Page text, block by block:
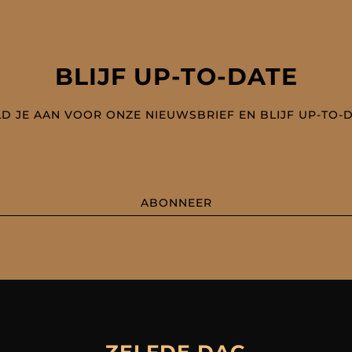
BLIJF UP-TO-DATE
JE AAN VOOR ONZE NIEUWSBRIEF EN BLIJF UP-TO-
ABONNEER